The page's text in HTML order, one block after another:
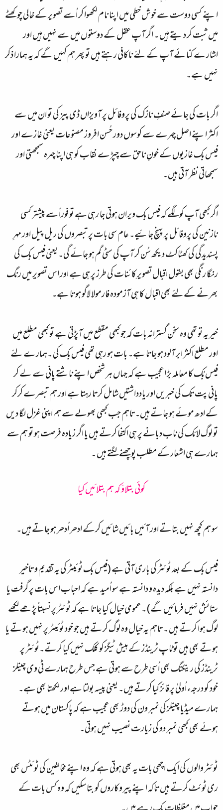
اپنے کسی دوست سے خوش خطی میں اپنا نام لکھوا کر اُسے تصویر کے خالی چوکھٹے
میں ثبت کر دیتے ہیں ۔ اگر آپ عقل کے دوستوں میں سے نہیں ہیں اور
اشارے کنائے آپ کے لئے ناکافی رہتے ہیں تو پھر ہم کہیں گے کہ یہ ہمارا ذکر
نہیں ہے۔
اگر بات کی جائے صنفِ نازک کی پروفائل پر آویزاں ڈی پیز کی تو ان میں سے
اکثر اپنے اصل چہرے سے کوسوں دور حُسن افروز مصنوعات یعنی غازے اور
فیس بک غازیوں کے خونِ ناحق سے چپڑے نقاب کو ہی اپنا چہرہ سمجھتی اور
سمجھاتی نظر آتی ہیں۔
اگر کبھی آپ کو لگے کہ فیس بک ویران ہوتی جا رہی ہے تو فوراً سے پیشتر کسی
نازنین کی پروفائل پر پہنچ جائیے۔ عام سی بات پر تبصروں کی ریل پیل اور مہرِ
پسندیدگی کی کھٹاکٹ دیکھ سُن کر آپ کی سٹی گم ہو جائے گی۔ یعنی فیس بک کی
رنگا رنگی بھی بقول اقبال تصویرِ کائنات کی طرز پر ہی ہے اور اس تصویر میں رنگ
بھرنے کےلئے بھی اقبال کا ہی آزمودہ فارمولا لاگو ہوتا ہے۔
خیر یہ تو تھی وہ سخن گسترانہ بات کہ جو کبھی مقطع میں آپڑتی ہے تو کبھی مطلع میں
اور مطلع اکثر ابر آلود ہو جاتا ہے۔ بات ہو رہی تھی فیس بک کی ۔ہمارے لئے
فیس بُک کا معاملہ بڑ ا عجیب ہے کہ جہاں ہر شخص اپنے ناشتے پانی سے لے کر
پانی پت تک کی خبریں اور یادداشتیں شامل کرتا رہتا ہے اور ہم تبصرے کرکر
کے ادھ موئے ہو جاتے ہیں۔تاہم جب کبھی بھولے سے ہم اپنی غزل لگا دیں
تو لوگ لائک کی ناب دبانے پر ہی اکتفا کرتے ہیں یا اگر زیادہ فرصت ہو تو ہم سے
ہمارے ہی اشعار کے مطلب پوچھنے لگتے ہیں ۔
کوئی بتلاؤ کہ ہم بتلائیں کیا
سو ہم کچھ نہیں بتاتے اور آئیں بائیں شائیں کرکے ادھر اُدھر ہو جاتے ہیں۔
فیس بک کے بعد ٹوئٹر کی باری آتی ہے (فیس بک ٹوئیٹر کی یہ تقدیم و تاخیر
دانستہ نہیں ہے بلکہ دیدہ و دانستہ ہے سو اُمید ہے کہ احباب اس بات پر گرفت یا
ستائش نہیں فرمائیں گے) ۔ عمومی خیال کیا جاتا ہے کہ ٹوئٹر پر نسبتاً پڑھے لکھے
لوگ ہوا کرتے ہیں ۔ تاہم یہ خیال وہ لوگ کرتے ہیں جو خود ٹوئیٹر پر نہیں ہوتے یا
ہوتے بھی ہیں تو ٹاپ ٹرینڈز کے ہیش ٹیگز کو کلک نہیں کیا کرتے۔ٹوئٹر پر
ٹرینڈز کی رینکنگ بھی اُسی طرح سے ہوتی ہے جس طرح ہمارے ٹی وی چینلز
خود کو درجہء اُولیٰ پر فائز کیا کرتے ہیں۔ یعنی پیسہ بولتا ہے اور لکھتا بھی ہے۔
ہمارے میڈیا چینلز کی نمبر ون کی دوڑ بھی عجیب ہے کہ پاکستان میں ہوتے
ہوئے بھی کبھی نمبر دو کی زیارت نصیب نہیں ہوتی۔
ٹوئٹر والوں کی ایک اچھی بات یہ بھی ہوتی ہے کہ وہ اپنے مخالفین کی ٹوئٹس بھی
ری ٹوئٹ کرتے ہیں تاکہ اپنے پیروکاروں کو بتا سکیں کہ وہ کس بات کے